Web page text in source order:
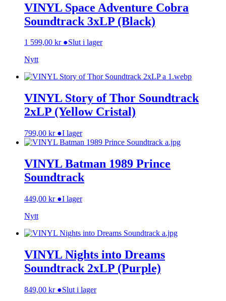
VINYL Space Adventure Cobra
Soundtrack 3xLP (Black)
1 599,00 kr ●Slut i lager
Nytt
VINYL Story of Thor Soundtrack
2xLP (Yellow Cristal)
799,00 kr ●I lager
VINYL Batman 1989 Prince
Soundtrack
449,00 kr ●I lager
Nytt
VINYL Nights into Dreams
Soundtrack 2xLP (Purple)
849,00 kr ●Slut i lager